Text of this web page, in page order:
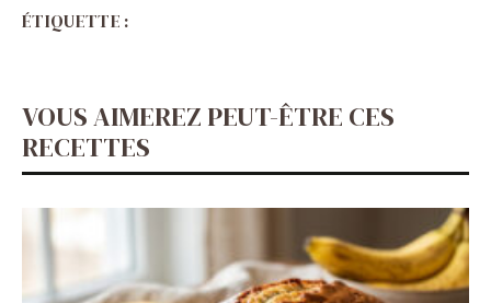
ÉTIQUETTE :
VOUS AIMEREZ PEUT-ÊTRE CES
RECETTES